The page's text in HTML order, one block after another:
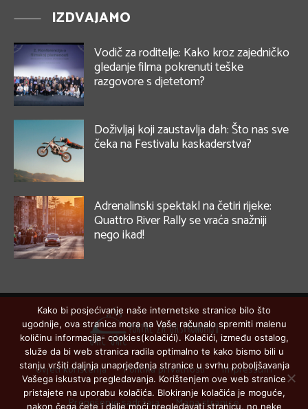
IZDVAJAMO
Vodič za roditelje: Kako kroz zajedničko
gledanje filma pokrenuti teške
razgovore s djetetom?
Doživljaj koji zaustavlja dah: Što nas sve
čeka na Festivalu kaskaderstva?
Adrenalinski spektakl na četiri rijeke:
Quattro River Rally se vraća snažniji
nego ikad!
Uvjeti korištenja Politika privatnosti Impressum
Prenošenje sadržaja Mapa stranice
Kako bi posjećivanje naše internetske stranice bilo što
ugodnije, ova stranica mora na Vaše računalo spremiti malenu
količinu informacija- cookies(kolačići). Kolačići, između ostalog,
služe da bi web stranica radila optimalno te kako bismo bili u
stanju vršiti daljnja unaprjeđenja stranice u svrhu poboljšavanja
Vašega iskustva pregledavanja. Korištenjem ove web stranice
pristajete na uporabu kolačića. Blokiranje kolačića je moguće,
nakon čega ćete i dalje moći pregledavati stranicu, no neke